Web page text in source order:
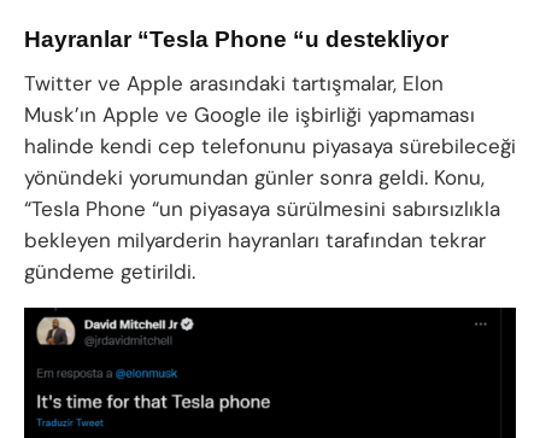
Hayranlar “Tesla Phone “u destekliyor
Twitter ve Apple arasındaki tartışmalar, Elon
Musk’ın Apple ve Google ile işbirliği yapmaması
halinde kendi cep telefonunu piyasaya sürebileceği
yönündeki yorumundan günler sonra geldi. Konu,
“Tesla Phone “un piyasaya sürülmesini sabırsızlıkla
bekleyen milyarderin hayranları tarafından tekrar
gündeme getirildi.